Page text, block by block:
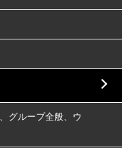
グループ全般、ウ